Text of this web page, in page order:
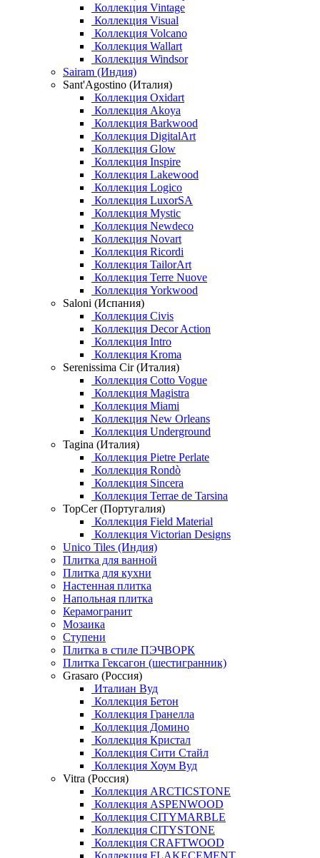
Коллекция Vintage
Коллекция Visual
Коллекция Volcano
Коллекция Wallart
Коллекция Windsor
Sairam (Индия)
Sant'Agostino (Италия)
Коллекция Oxidart
Коллекция Akoya
Коллекция Barkwood
Коллекция DigitalArt
Коллекция Glow
Коллекция Inspire
Коллекция Lakewood
Коллекция Logico
Коллекция LuxorSA
Коллекция Mystic
Коллекция Newdeco
Коллекция Novart
Коллекция Ricordi
Коллекция TailorArt
Коллекция Terre Nuove
Коллекция Yorkwood
Saloni (Испания)
Коллекция Civis
Коллекция Decor Action
Коллекция Intro
Коллекция Kroma
Serenissima Cir (Италия)
Коллекция Cotto Vogue
Коллекция Magistra
Коллекция Miami
Коллекция New Orleans
Коллекция Underground
Tagina (Италия)
Коллекция Pietre Perlate
Коллекция Rondò
Коллекция Sincera
Коллекция Terrae de Tarsina
TopCer (Португалия)
Коллекция Field Material
Коллекция Victorian Designs
Unico Tiles (Индия)
Плитка для ванной
Плитка для кухни
Настенная плитка
Напольная плитка
Керамогранит
Мозаика
Ступени
Плитка в стиле ПЭЧВОРК
Плитка Гексагон (шестигранник)
Grasaro (Россия)
Италиан Вуд
Коллекция Бетон
Коллекция Гранелла
Коллекция Домино
Коллекция Кристал
Коллекция Сити Стайл
Коллекция Хоум Вуд
Vitra (Россия)
Коллекция ARCTICSTONE
Коллекция ASPENWOOD
Коллекция CITYMARBLE
Коллекция CITYSTONE
Коллекция CRAFTWOOD
Коллекция FLAKECEMENT